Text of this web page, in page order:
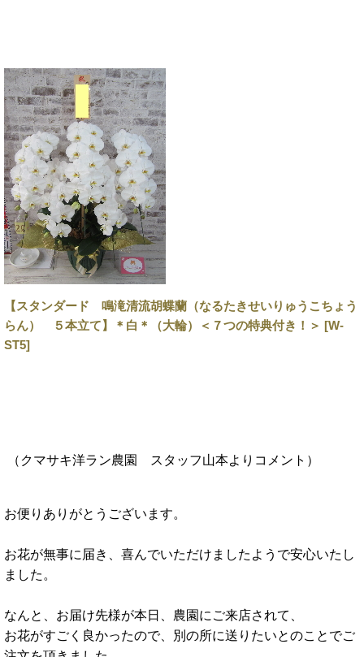
【スタンダード 鳴滝清流胡蝶蘭（なるたきせいりゅうこちょう
らん） ５本立て】＊白＊（大輪）＜７つの特典付き！＞ [W-
ST5]
（クマサキ洋ラン農園 スタッフ山本よりコメント ）
お便りありがとうございます。
お花が無事に届き、喜んでいただけましたようで安心いたし
ました。
なんと、お届け先様が本日、農園にご来店されて、
お花がすごく良かったので、別の所に送りたいとのことでご